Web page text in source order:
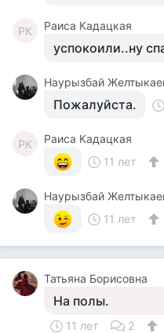
РК Раиса Кадацкая
успокоили..ну
Наурызбай
Пожалуйста.
РК
Раиса Кадацкая
11 лет
Наурызбай
11 лет
Татьяна Борисовна
На полы.
11 лет 2